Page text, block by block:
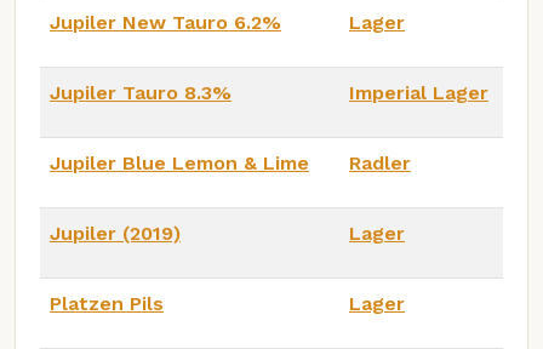
Jupiler New Tauro 6.2% Lager
Jupiler Tauro 8.3% Imperial Lager
Jupiler Blue Lemon & Lime Radler
Jupiler (2019) Lager
Platzen Pils Lager